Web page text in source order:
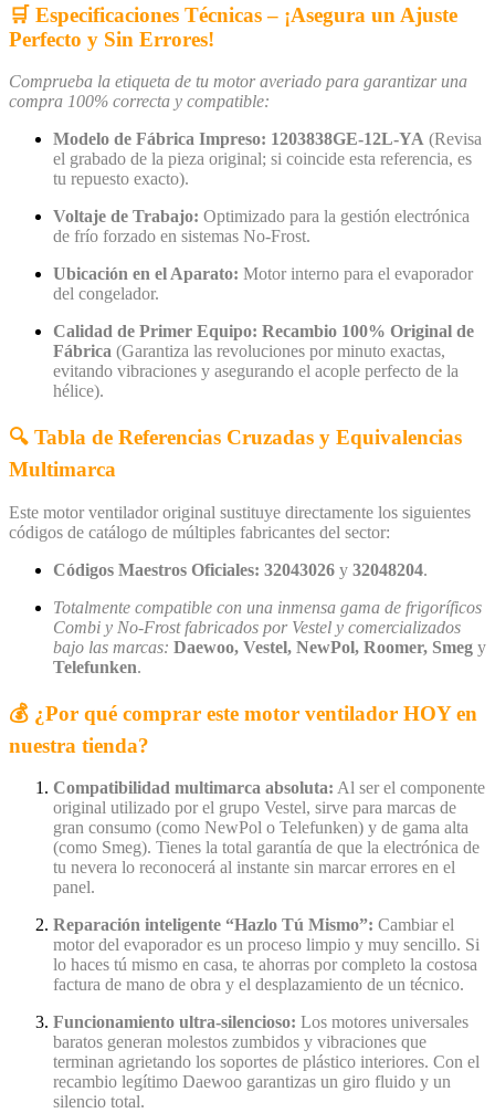
🛒 Especificaciones Técnicas – ¡Asegura un Ajuste
Perfecto y Sin Errores!
Comprueba la etiqueta de tu motor averiado para garantizar una
compra 100% correcta y compatible:
Modelo de Fábrica Impreso: 1203838GE-12L-YA (Revisa
el grabado de la pieza original; si coincide esta referencia, es
tu repuesto exacto).
Voltaje de Trabajo: Optimizado para la gestión electrónica
de frío forzado en sistemas No-Frost.
Ubicación en el Aparato: Motor interno para el evaporador
del congelador.
Calidad de Primer Equipo: Recambio 100% Original de
Fábrica (Garantiza las revoluciones por minuto exactas,
evitando vibraciones y asegurando el acople perfecto de la
hélice).
🔍 Tabla de Referencias Cruzadas y Equivalencias
Multimarca
Este motor ventilador original sustituye directamente los siguientes
códigos de catálogo de múltiples fabricantes del sector:
Códigos Maestros Oficiales: 32043026 y 32048204.
Totalmente compatible con una inmensa gama de frigoríficos
Combi y No-Frost fabricados por Vestel y comercializados
bajo las marcas: Daewoo, Vestel, NewPol, Roomer, Smeg y
Telefunken.
💰 ¿Por qué comprar este motor ventilador HOY en
nuestra tienda?
Compatibilidad multimarca absoluta: Al ser el componente
original utilizado por el grupo Vestel, sirve para marcas de
gran consumo (como NewPol o Telefunken) y de gama alta
(como Smeg). Tienes la total garantía de que la electrónica de
tu nevera lo reconocerá al instante sin marcar errores en el
panel.
Reparación inteligente “Hazlo Tú Mismo”: Cambiar el
motor del evaporador es un proceso limpio y muy sencillo. Si
lo haces tú mismo en casa, te ahorras por completo la costosa
factura de mano de obra y el desplazamiento de un técnico.
Funcionamiento ultra-silencioso: Los motores universales
baratos generan molestos zumbidos y vibraciones que
terminan agrietando los soportes de plástico interiores. Con el
recambio legítimo Daewoo garantizas un giro fluido y un
silencio total.